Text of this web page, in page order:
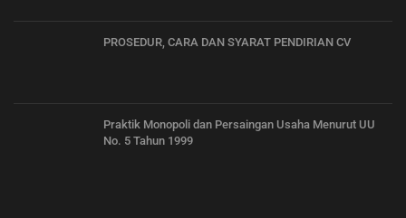
PROSEDUR, CARA DAN SYARAT PENDIRIAN CV
Praktik Monopoli dan Persaingan Usaha Menurut UU
No. 5 Tahun 1999